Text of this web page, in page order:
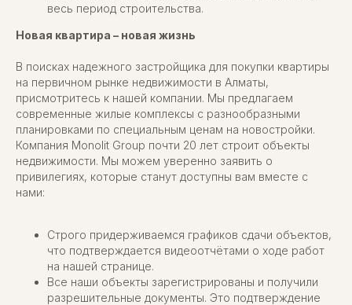
весь период строительства.
Новая квартира – новая жизнь
В поисках надежного застройщика для покупки квартиры
на первичном рынке недвижимости в Алматы,
присмотритесь к нашей компании. Мы предлагаем
современные жилые комплексы с разнообразными
планировками по специальным ценам на новостройки.
Компания Monolit Group почти 20 лет строит объекты
недвижимости. Мы можем уверенно заявить о
привилегиях, которые станут доступны вам вместе с
нами:
Строго придерживаемся графиков сдачи объектов,
что подтверждается видеоотчётами о ходе работ
на нашей странице.
Все наши объекты зарегистрированы и получили
разрешительные документы. Это подтверждение